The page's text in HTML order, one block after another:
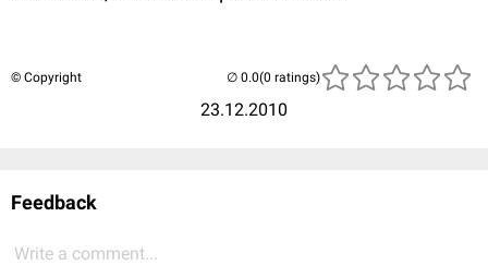
© Copyright
23.12.2010
(0 ratings)
Feedback
Write a comment...